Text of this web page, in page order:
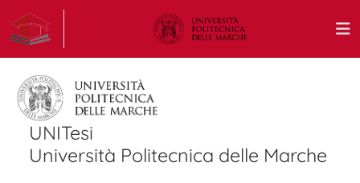
UNITesi
Università Politecnica delle Marche